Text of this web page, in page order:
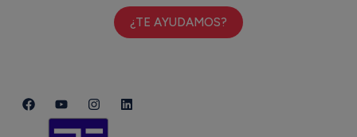
¿TE AYUDAMOS?